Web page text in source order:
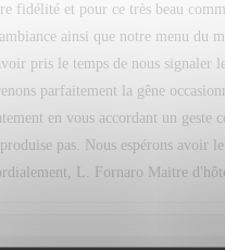
fidélité et pour ce très beau
ainsi que notre menu du
pris le temps de nous signaler
parfaitement la gêne
en vous accordant un geste
pas. Nous espérons
L. Fornaro Maitre